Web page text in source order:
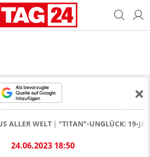
ALLER WELT "TITAN"-UNGLÜCK: 19-
24.06.2023 18:50